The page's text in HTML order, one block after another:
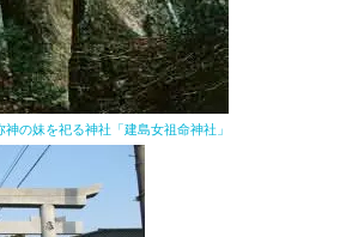
の妹を祀る神社「建島女祖命神社」